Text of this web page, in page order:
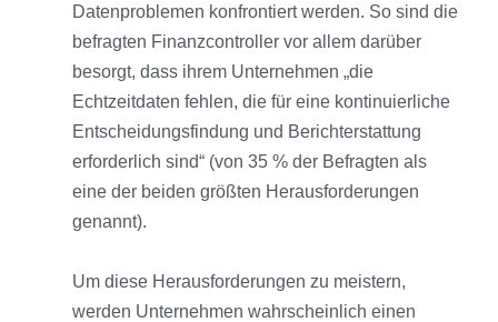
Datenproblemen konfrontiert werden. So sind die
befragten Finanzcontroller vor allem darüber
besorgt, dass ihrem Unternehmen „die
Echtzeitdaten fehlen, die für eine kontinuierliche
Entscheidungsfindung und Berichterstattung
erforderlich sind“ (von 35 % der Befragten als
eine der beiden größten Herausforderungen
genannt).
Um diese Herausforderungen zu meistern,
werden Unternehmen wahrscheinlich einen